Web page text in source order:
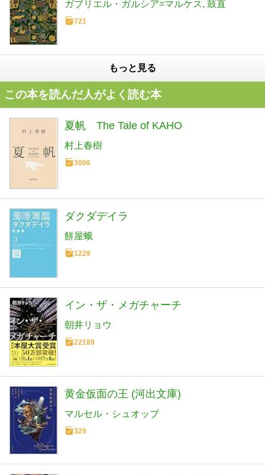
ガブリエル・ガルシア=マルケス 鼓直
721
もっと見る
この本を読んだ人がよく読む本
夏帆 The Tale of KAHO
村上春樹
3006
ダクダデイラ
餅屋蛾
1229
イン・ザ・メガチャーチ
朝井リョウ
22189
黄金仮面の王 (河出文庫)
マルセル・シュオッブ
329